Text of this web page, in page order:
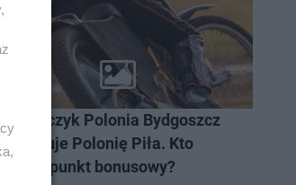
Abramczyk Polonia Bydgoszcz
Polonię Piła. Kto
zdobył punkt bonusowy?